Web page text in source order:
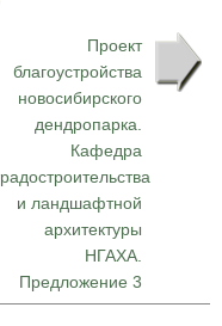
Проект
благоустройства
новосибирского
дендропарка.
Кафедра
и ландшафтной
архитектуры
НГАХА.
Предложение 3